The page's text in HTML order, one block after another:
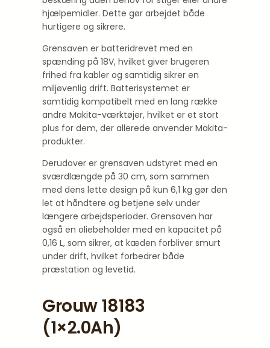
hjælpemidler. Dette gør arbejdet både
hurtigere og sikrere.
Grensaven er batteridrevet med en
spænding på 18V, hvilket giver brugeren
frihed fra kabler og samtidig sikrer en
miljøvenlig drift. Batterisystemet er
samtidig kompatibelt med en lang række
andre Makita-værktøjer, hvilket er et stort
plus for dem, der allerede anvender Makita-
produkter.
Derudover er grensaven udstyret med en
sværdlængde på 30 cm, som sammen
med dens lette design på kun 6,1 kg gør den
let at håndtere og betjene selv under
længere arbejdsperioder. Grensaven har
også en oliebeholder med en kapacitet på
0,16 L, som sikrer, at kæden forbliver smurt
under drift, hvilket forbedrer både
præstation og levetid.
Grouw 18183
(1×2.0Ah)